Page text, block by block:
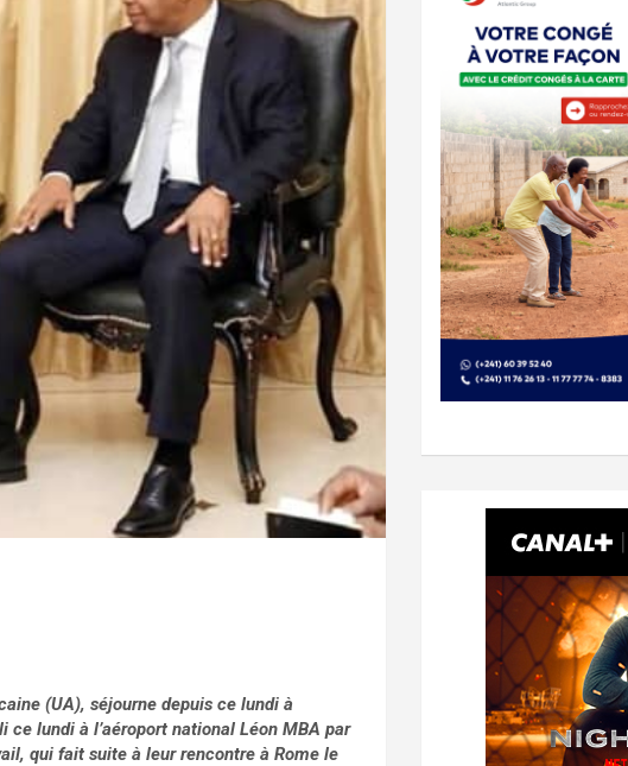
(UA), séjourne depuis ce lundi à
lundi à l’aéroport national Léon MBA par
qui fait suite à leur rencontre à Rome le